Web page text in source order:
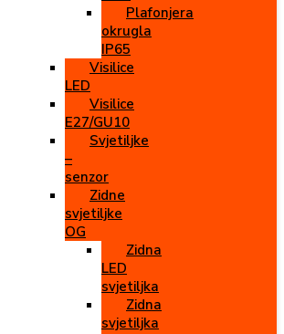
Plafonjera
okrugla
IP65
Visilice
LED
Visilice
E27/GU10
Svjetiljke
–
senzor
Zidne
svjetiljke
OG
Zidna
LED
svjetiljka
Zidna
svjetiljka